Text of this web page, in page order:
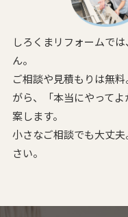
しろくまリフォームで
ん。
ご相談や見積もりは無
がら、
「本当にやって
案します。
小さなご相談でも大丈
さい。